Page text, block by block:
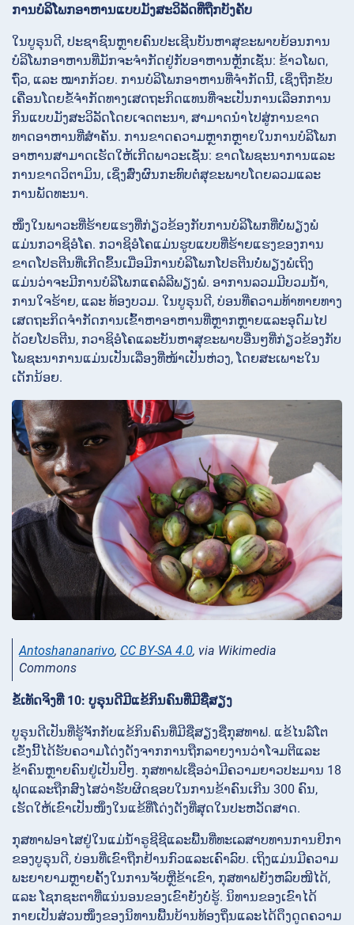
ການບໍລິໂພກອາຫານແບບມັງສະວິລັດທີ່ຖືກບັງຄັບ
ໃນບູຣຸນດີ, ປະຊາຊົນຫຼາຍຄົນປະເຊີນບັນຫາສຸຂະພາບຍ້ອນການ
ບໍລິໂພກອາຫານທີ່ມັກຈະຈຳກັດຢູ່ກັບອາຫານຫຼັກເຊັ່ນ: ຂ້າວໂພດ,
ຖົ່ວ, ແລະ ໝາກກ້ວຍ. ການບໍລິໂພກອາຫານທີ່ຈຳກັດນີ້, ເຊິ່ງຖືກຂັບ
ເຄື່ອນໂດຍຂໍ້ຈຳກັດທາງເສດຖະກິດແທນທີ່ຈະເປັນການເລືອກການ
ກິນແບບມັງສະວິລັດໂດຍເຈດຕະນາ, ສາມາດນຳໄປສູ່ການຂາດ
ທາດອາຫານທີ່ສຳຄັນ. ການຂາດຄວາມຫຼາກຫຼາຍໃນການບໍລິໂພກ
ອາຫານສາມາດເຮັດໃຫ້ເກີດພາວະເຊັ່ນ: ຂາດໂພຊະນາການແລະ
ການຂາດວິຕາມິນ, ເຊິ່ງສົ່ງຜົນກະທົບຕໍ່ສຸຂະພາບໂດຍລວມແລະ
ການພັດທະນາ.
ໜຶ່ງໃນພາວະທີ່ຮ້າຍແຮງທີ່ກ່ຽວຂ້ອງກັບການບໍລິໂພກທີ່ບໍ່ພຽງພໍ
ແມ່ນກວາຊິອໍໂຄ. ກວາຊິອໍໂຄແມ່ນຮູບແບບທີ່ຮ້າຍແຮງຂອງການ
ຂາດໂປຣຕີນທີ່ເກີດຂຶ້ນເມື່ອມີການບໍລິໂພກໂປຣຕີນບໍ່ພຽງພໍເຖິງ
ແມ່ນວ່າຈະມີການບໍລິໂພກແຄລໍລີພຽງພໍ. ອາການລວມມີບວມນ້ຳ,
ການໃຈຮ້າຍ, ແລະ ທ້ອງບວມ. ໃນບູຣຸນດີ, ບ່ອນທີ່ຄວາມທ້າທາຍທາງ
ເສດຖະກິດຈຳກັດການເຂົ້າຫາອາຫານທີ່ຫຼາກຫຼາຍແລະອຸດົມໄປ
ດ້ວຍໂປຣຕີນ, ກວາຊິອໍໂຄແລະບັນຫາສຸຂະພາບອື່ນໆທີ່ກ່ຽວຂ້ອງກັບ
ໂພຊະນາການແມ່ນເປັນເລື່ອງທີ່ໜ້າເປັນຫ່ວງ, ໂດຍສະເພາະໃນ
ເດັກນ້ອຍ.
Antoshananarivo, CC BY-SA 4.0, via Wikimedia
Commons
ຂໍ້ເທັດຈິງທີ່ 10: ບູຣຸນດີມີແຂ້ກິນຄົນທີ່ມີຊື່ສຽງ
ບູຣຸນດີເປັນທີ່ຮູ້ຈັກກັບແຂ້ກິນຄົນທີ່ມີຊື່ສຽງຊື່ກຸສທາຟ. ແຂ້ໄນລ໌ໂຕ
ເຂັ່ງນີ້ໄດ້ຮັບຄວາມໂດ່ງດັງຈາກການຖືກລາຍງານວ່າໂຈມຕີແລະ
ຂ້າຄົນຫຼາຍຄົນຢູ່ເປັນປີໆ. ກຸສທາຟເຊື່ອວ່າມີຄວາມຍາວປະມານ 18
ຟຸດແລະຖືກສົງໄສວ່າຮັບຜິດຊອບໃນການຂ້າຄົນເກີນ 300 ຄົນ,
ເຮັດໃຫ້ເຂົາເປັນໜຶ່ງໃນແຂ້ທີ່ໂດ່ງດັງທີ່ສຸດໃນປະຫວັດສາດ.
ກຸສທາຟອາໄສຢູ່ໃນແມ່ນ້ຳຣູຊີຊີແລະພື້ນທີ່ທະເລສາບທານການຢິກາ
ຂອງບູຣຸນດີ, ບ່ອນທີ່ເຂົາຖືກຢ້ານກົວແລະເຄົາລົບ. ເຖິງແມ່ນມີຄວາມ
ພະຍາຍາມຫຼາຍຄັ້ງໃນການຈັບຫຼືຂ້າເຂົາ, ກຸສທາຟຍັງຫລົບໜີໄດ້,
ແລະ ໂຊກຊະຕາທີ່ແນ່ນອນຂອງເຂົາຍັງບໍ່ຮູ້. ນິທານຂອງເຂົາໄດ້
ກາຍເປັນສ່ວນໜຶ່ງຂອງນິທານພື້ນບ້ານທ້ອງຖິ່ນແລະໄດ້ດຶງດູດຄວາມ